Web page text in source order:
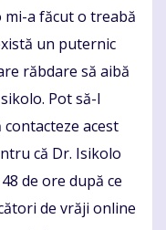
a făcut o treabă
un puternic
răbdare să aibă
Pot să-l
acest
că Dr. Isikolo
de ore după ce
de vrăji online